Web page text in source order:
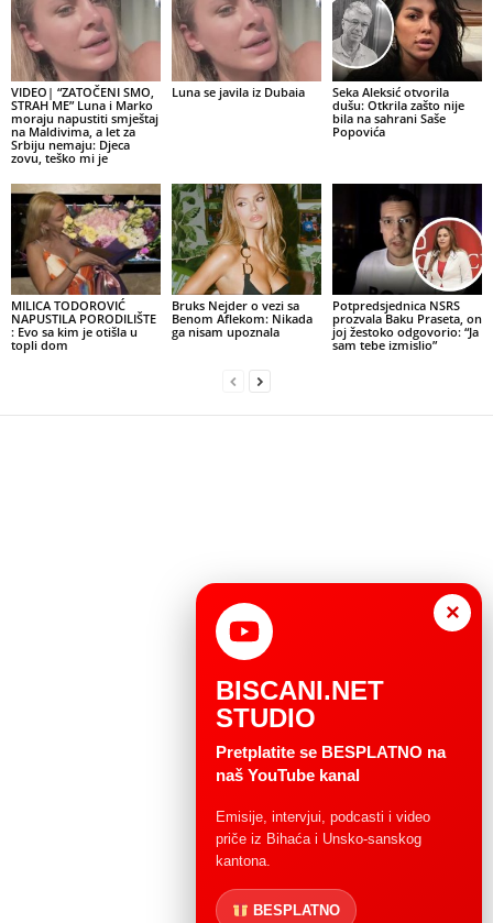
VIDEO| “ZATOČENI SMO,
STRAH ME” Luna i Marko
moraju napustiti smještaj
na Maldivima, a let za
Srbiju nemaju: Djeca
zovu, teško mi je
Luna se javila iz Dubaia
Seka Aleksić otvorila
dušu: Otkrila zašto nije
bila na sahrani Saše
Popovića
MILICA TODOROVIĆ
NAPUSTILA PORODILIŠTE
: Evo sa kim je otišla u
topli dom
Bruks Nejder o vezi sa
Benom Aflekom: Nikada
ga nisam upoznala
Potpredsjednica NSRS
prozvala Baku Praseta, on
joj žestoko odgovorio: “Ja
sam tebe izmislio”
×
BISCANI.NET
STUDIO
Pretplatite se BESPLATNO na
naš YouTube kanal
Emisije, intervjui, podcasti i video
priče iz Bihaća i Unsko-sanskog
kantona.
BESPLATNO